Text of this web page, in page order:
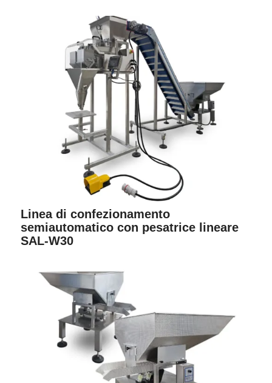
Linea di confezionamento
semiautomatico con pesatrice lineare
SAL-W30